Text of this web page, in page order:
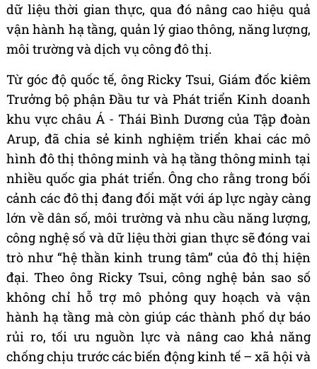
dữ liệu thời gian thực, qua đó nâng cao hiệu quả
vận hành hạ tầng, quản lý giao thông, năng lượng,
môi trường và dịch vụ công đô thị.
Từ góc độ quốc tế, ông Ricky Tsui, Giám đốc kiêm
Trưởng bộ phận Đầu tư và Phát triển Kinh doanh
khu vực châu Á - Thái Bình Dương của Tập đoàn
Arup, đã chia sẻ kinh nghiệm triển khai các mô
hình đô thị thông minh và hạ tầng thông minh tại
nhiều quốc gia phát triển. Ông cho rằng trong bối
cảnh các đô thị đang đối mặt với áp lực ngày càng
lớn về dân số, môi trường và nhu cầu năng lượng,
công nghệ số và dữ liệu thời gian thực sẽ đóng vai
trò như “hệ thần kinh trung tâm” của đô thị hiện
đại. Theo ông Ricky Tsui, công nghệ bản sao số
không chỉ hỗ trợ mô phỏng quy hoạch và vận
hành hạ tầng mà còn giúp các thành phố dự báo
rủi ro, tối ưu nguồn lực và nâng cao khả năng
chống chịu trước các biến động kinh tế – xã hội và